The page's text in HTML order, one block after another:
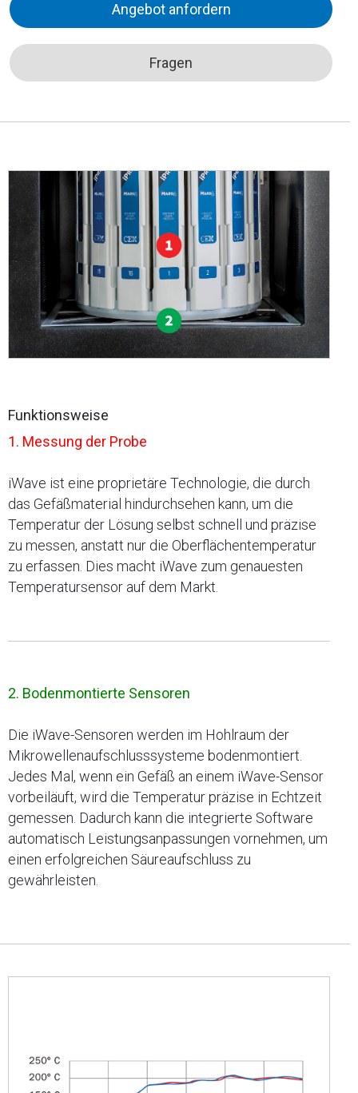
Angebot anfordern
Fragen
Funktionsweise
1. Messung der Probe
iWave ist eine proprietäre Technologie, die durch
das Gefäßmaterial hindurchsehen kann, um die
Temperatur der Lösung selbst schnell und präzise
zu messen, anstatt nur die Oberflächentemperatur
zu erfassen. Dies macht iWave zum genauesten
Temperatursensor auf dem Markt.
2. Bodenmontierte Sensoren
Die iWave-Sensoren werden im Hohlraum der
Mikrowellenaufschlusssysteme bodenmontiert.
Jedes Mal, wenn ein Gefäß an einem iWave-Sensor
vorbeiläuft, wird die Temperatur präzise in Echtzeit
gemessen. Dadurch kann die integrierte Software
automatisch Leistungsanpassungen vornehmen, um
einen erfolgreichen Säureaufschluss zu
gewährleisten.